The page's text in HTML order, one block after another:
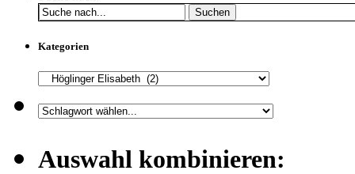
Suchen
Kategorien
Auswahl kombinieren: